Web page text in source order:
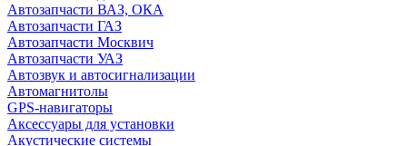
Автозапчасти ВАЗ, ОКА
Автозапчасти ГАЗ
Автозапчасти Москвич
Автозапчасти УАЗ
Автозвук и автосигнализации
Автомагнитолы
GPS-навигаторы
Аксессуары для установки
Акустические системы